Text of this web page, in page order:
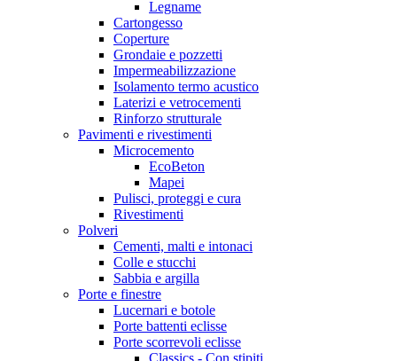
Legname
Cartongesso
Coperture
Grondaie e pozzetti
Impermeabilizzazione
Isolamento termo acustico
Laterizi e vetrocementi
Rinforzo strutturale
Pavimenti e rivestimenti
Microcemento
EcoBeton
Mapei
Pulisci, proteggi e cura
Rivestimenti
Polveri
Cementi, malti e intonaci
Colle e stucchi
Sabbia e argilla
Porte e finestre
Lucernari e botole
Porte battenti eclisse
Porte scorrevoli eclisse
Classics - Con stipiti